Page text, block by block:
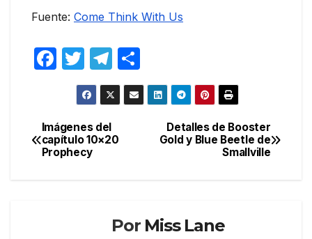
Fuente: Come Think With Us
F
e
b
T
w
itt
er
T
el
e
a
o
m
Navegación
de
Detalles de Booster
Gold y Blue Beetle de
Smallville
Imágenes del
capítulo 10×20
Prophecy
Por Miss Lane